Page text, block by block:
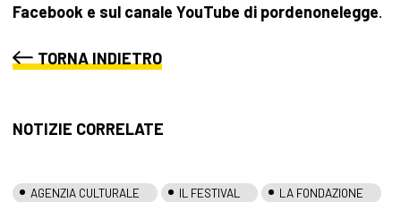
Facebook e sul canale YouTube di pordenonelegge.
TORNA INDIETRO
NOTIZIE CORRELATE
AGENZIA CULTURALE IL FESTIVAL LA FONDAZIONE